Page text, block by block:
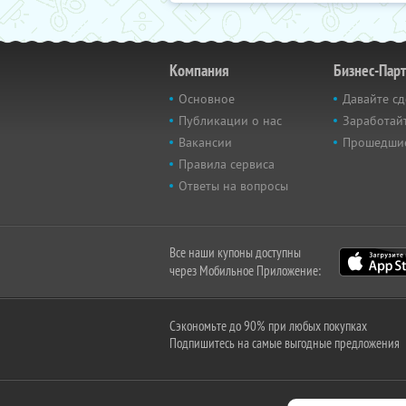
Компания
Основное
Публикации о нас
Вакансии
Правила сервиса
Ответы на вопросы
Бизнес-
Давайте
Все наши купоны доступны
через Мобильное Приложение:
Сэкономьте до 90% при любых покупках
Подпишитесь на самые выгодные предложения